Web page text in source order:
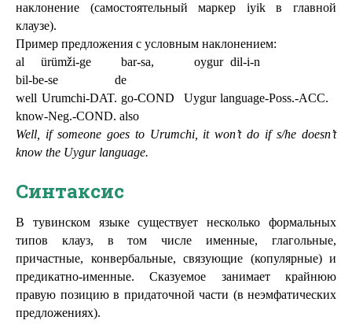
наклонение (самостоятельный маркер iyik в главной
клаузе).
Пример предложения с условным наклонением:
al     ürümži-ge         bar-sa,            oygur  dil-i-n
bil-be-se                  de
well Urumchi-DAT. go-COND  Uygur language-Poss.-ACC.
know-Neg.-COND. also
Well, if someone goes to Urumchi, it won’t do if s/he doesn’t
know the Uygur language.
Синтаксис
В тувинском языке существует несколько формальных
типов клауз, в том числе именные, глагольные,
причастные, конвербальные, связующие (копулярные) и
предикатно-именные. Сказуемое занимает крайнюю
правую позицию в придаточной части (в неэмфатических
предложениях).